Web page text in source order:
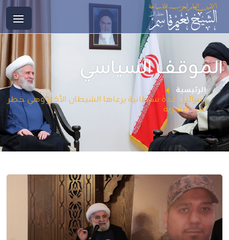
الموقف السياسي
الرئيسية
إسرائيل غدة سرطانية يرعاها الشيطان الأكبر وهي خطر
على البشرية